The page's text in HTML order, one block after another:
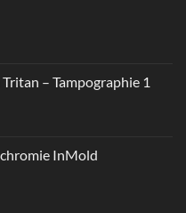
– Tampographie 1
InMold